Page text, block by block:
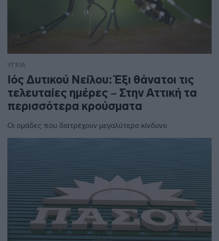
ΥΓΕΙΑ
Ιός Δυτικού Νείλου: Έξι θάνατοι τις
τελευταίες ημέρες – Στην Αττική τα
περισσότερα κρούσματα
Οι ομάδες που διατρέχουν μεγαλύτερο κίνδυνο